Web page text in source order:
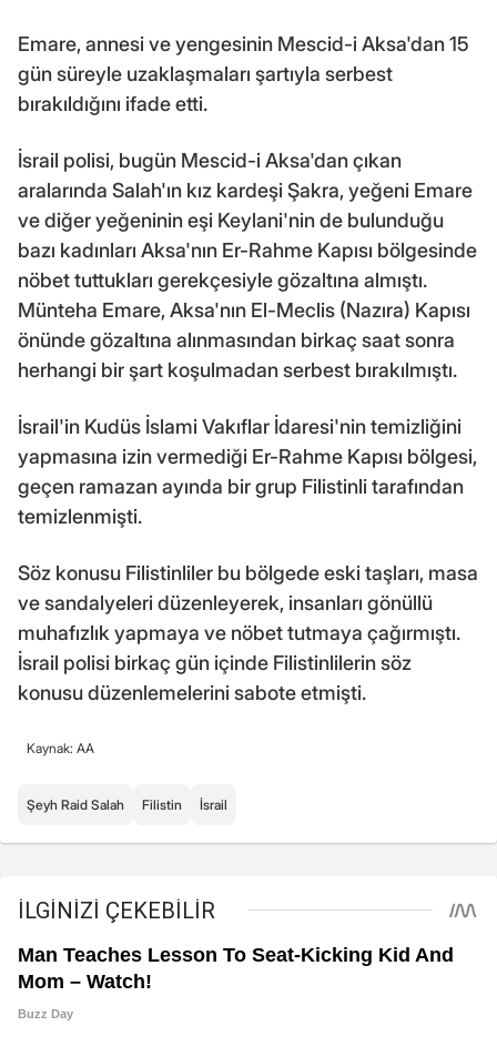
Emare, annesi ve yengesinin Mescid-i Aksa'dan 15
gün süreyle uzaklaşmaları şartıyla serbest
bırakıldığını ifade etti.
İsrail polisi, bugün Mescid-i Aksa'dan çıkan
aralarında Salah'ın kız kardeşi Şakra, yeğeni Emare
ve diğer yeğeninin eşi Keylani'nin de bulunduğu
bazı kadınları Aksa'nın Er-Rahme Kapısı bölgesinde
nöbet tuttukları gerekçesiyle gözaltına almıştı.
Münteha Emare, Aksa'nın El-Meclis (Nazıra) Kapısı
önünde gözaltına alınmasından birkaç saat sonra
herhangi bir şart koşulmadan serbest bırakılmıştı.
İsrail'in Kudüs İslami Vakıflar İdaresi'nin temizliğini
yapmasına izin vermediği Er-Rahme Kapısı bölgesi,
geçen ramazan ayında bir grup Filistinli tarafından
temizlenmişti.
Söz konusu Filistinliler bu bölgede eski taşları, masa
ve sandalyeleri düzenleyerek, insanları gönüllü
muhafızlık yapmaya ve nöbet tutmaya çağırmıştı.
İsrail polisi birkaç gün içinde Filistinlilerin söz
konusu düzenlemelerini sabote etmişti.
Kaynak: AA
Şeyh Raid Salah Filistin İsrail